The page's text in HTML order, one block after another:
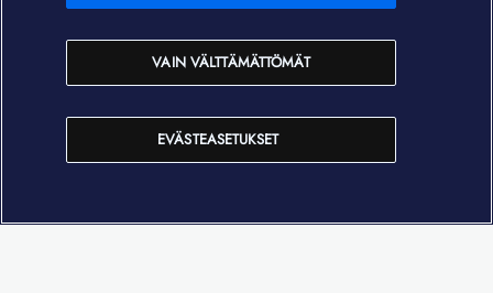
In English
EVÄSTEASETUKSET
VAIN VÄLTTÄMÄTTÖMÄT